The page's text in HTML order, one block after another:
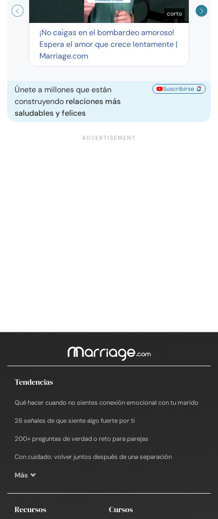
corto
¡No caigas en el bombardeo amoroso!
Espera el amor que crece lentamente |
Marriage.com
Únete a millones que están
construyendo relaciones más
saludables y felices
Suscribirse
Tendencias
Qué hacer cuando no sientes conexión emocional con tu marido
26 señales de que siente algo fuerte por ti
200+ preguntas de verdad o reto para parejas
Con cuidado: volver juntos después de una separación
Más
Recursos Cursos